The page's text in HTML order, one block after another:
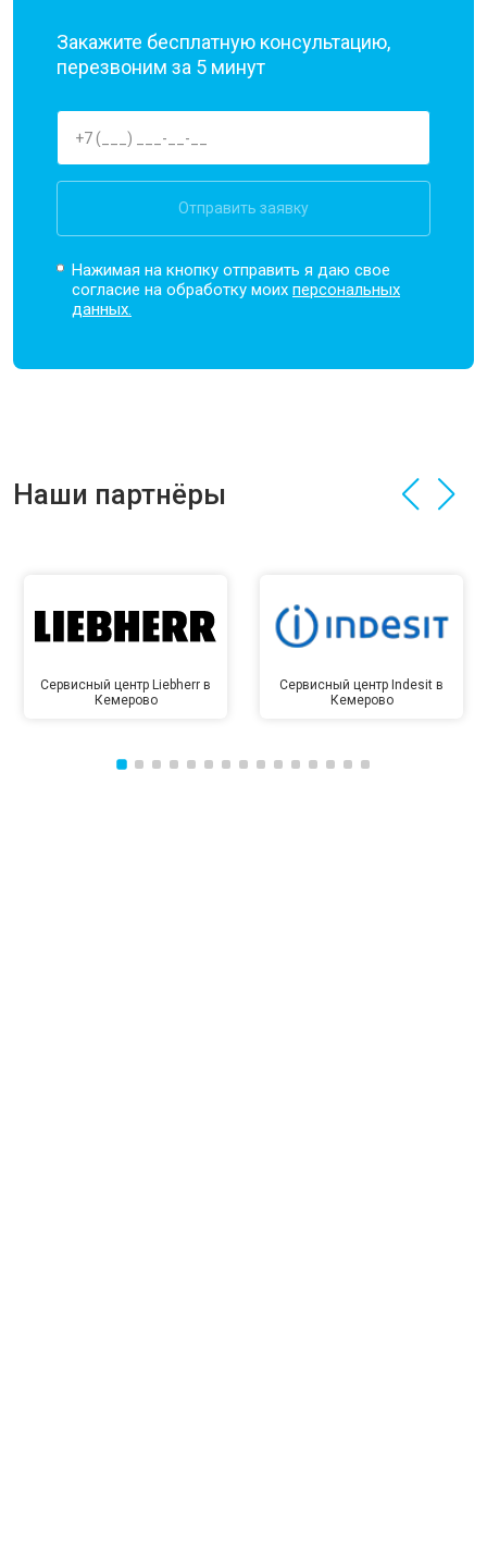
Закажите бесплатную консультацию,
перезвоним за 5 минут
Отправить заявку
Нажимая на кнопку отправить я даю свое
согласие на обработку моихперсональных
данных.
Наши партнёры
Сервисный центр Liebherr в
Кемерово
Сервисный центр Indesit в
Кемерово